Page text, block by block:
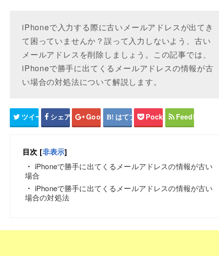
iPhoneで入力する際に古いメールアドレスが出てき
て困っていませんか？誤って入力しないよう、古い
メールアドレスを削除しましょう。この記事では、
iPhoneで勝手に出てくるメールアドレスの情報が古
い場合の対処法について解説します。
ツイート シェア Google+ はてブ Pocket Feedly
目次 [非表示]
iPhoneで勝手に出てくるメールアドレスの情報が古い
場合
iPhoneで勝手に出てくるメールアドレスの情報が古い
場合の対処法